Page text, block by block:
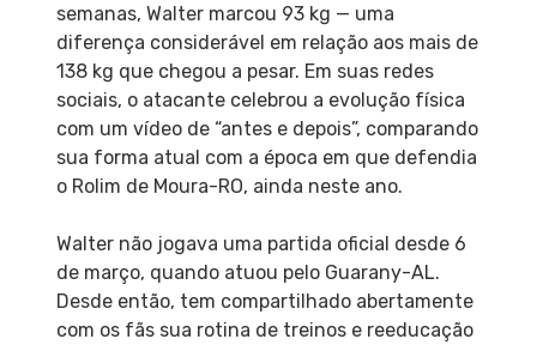
semanas, Walter marcou 93 kg — uma
diferença considerável em relação aos mais de
138 kg que chegou a pesar. Em suas redes
sociais, o atacante celebrou a evolução física
com um vídeo de “antes e depois”, comparando
sua forma atual com a época em que defendia
o Rolim de Moura-RO, ainda neste ano.
Walter não jogava uma partida oficial desde 6
de março, quando atuou pelo Guarany-AL.
Desde então, tem compartilhado abertamente
com os fãs sua rotina de treinos e reeducação